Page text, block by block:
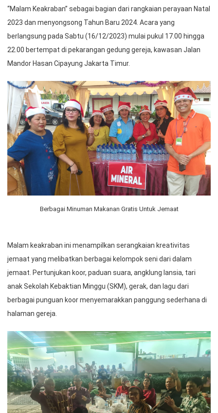
“Malam Keakraban” sebagai bagian dari rangkaian perayaan Natal
2023 dan menyongsong Tahun Baru 2024. Acara yang
berlangsung pada Sabtu (16/12/2023) mulai pukul 17.00 hingga
22.00 bertempat di pekarangan gedung gereja, kawasan Jalan
Mandor Hasan Cipayung Jakarta Timur.
Berbagai Minuman Makanan Gratis Untuk Jemaat
Malam keakraban ini menampilkan serangkaian kreativitas
jemaat yang melibatkan berbagai kelompok seni dari dalam
jemaat. Pertunjukan koor, paduan suara, angklung lansia, tari
anak Sekolah Kebaktian Minggu (SKM), gerak, dan lagu dari
berbagai punguan koor menyemarakkan panggung sederhana di
halaman gereja.